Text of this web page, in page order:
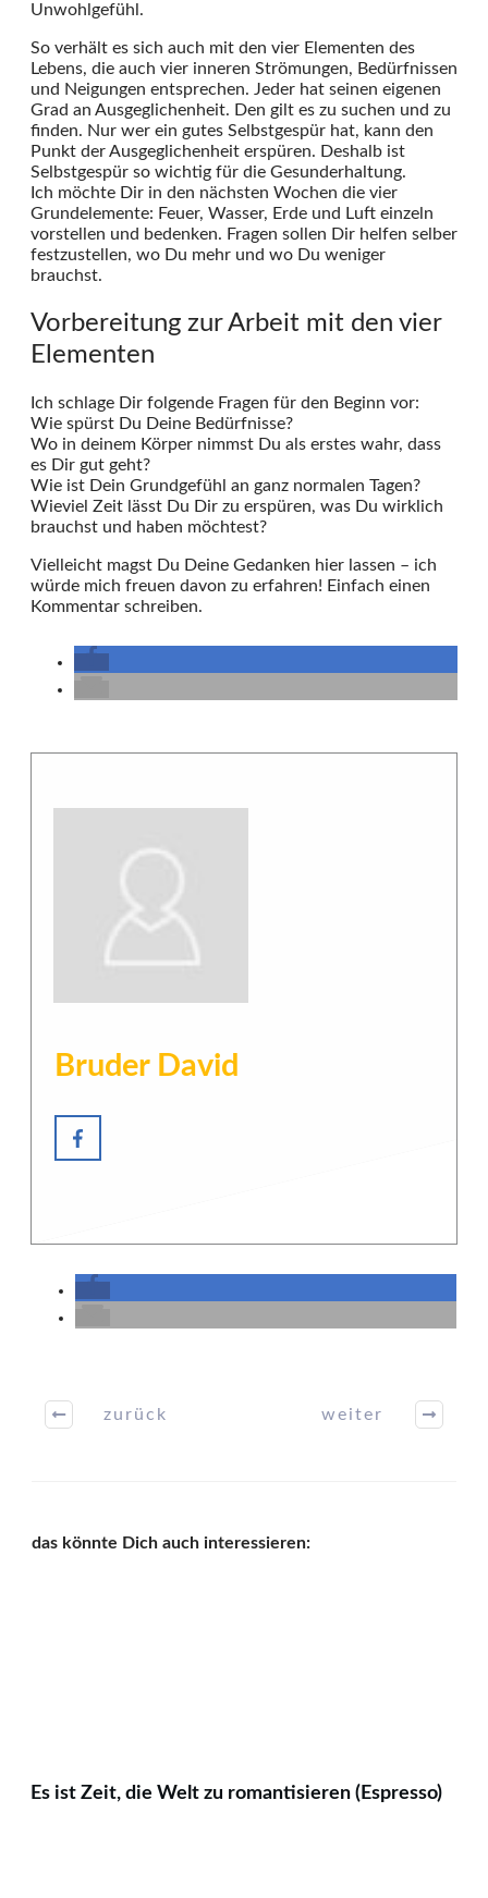
Unwohlgefühl.
So verhält es sich auch mit den vier Elementen des
Lebens, die auch vier inneren Strömungen, Bedürfnissen
und Neigungen entsprechen. Jeder hat seinen eigenen
Grad an Ausgeglichenheit. Den gilt es zu suchen und zu
finden. Nur wer ein gutes Selbstgespür hat, kann den
Punkt der Ausgeglichenheit erspüren. Deshalb ist
Selbstgespür so wichtig für die Gesunderhaltung.
Ich möchte Dir in den nächsten Wochen die vier
Grundelemente: Feuer, Wasser, Erde und Luft einzeln
vorstellen und bedenken. Fragen sollen Dir helfen selber
festzustellen, wo Du mehr und wo Du weniger
brauchst.
Vorbereitung zur Arbeit mit den vier
Elementen
Ich schlage Dir folgende Fragen für den Beginn vor:
Wie spürst Du Deine Bedürfnisse?
Wo in deinem Körper nimmst Du als erstes wahr, dass
es Dir gut geht?
Wie ist Dein Grundgefühl an ganz normalen Tagen?
Wieviel Zeit lässt Du Dir zu erspüren, was Du wirklich
brauchst und haben möchtest?
Vielleicht magst Du Deine Gedanken hier lassen – ich
würde mich freuen davon zu erfahren! Einfach einen
Kommentar schreiben.
Bruder David
zurück weiter
das könnte Dich auch interessieren:
Es ist Zeit, die Welt zu romantisieren (Espresso)